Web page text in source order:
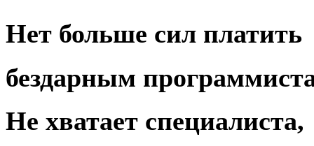
Нет больше сил платить
бездарным
Не хватает специалиста,